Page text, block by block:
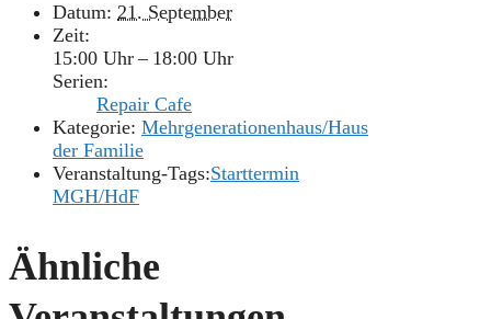
Datum: 21. September
Zeit:
15:00 Uhr – 18:00 Uhr
Serien:
Repair Cafe
Kategorie: Mehrgenerationenhaus/Haus
der Familie
Veranstaltung-Tags:Starttermin
MGH/HdF
Ähnliche